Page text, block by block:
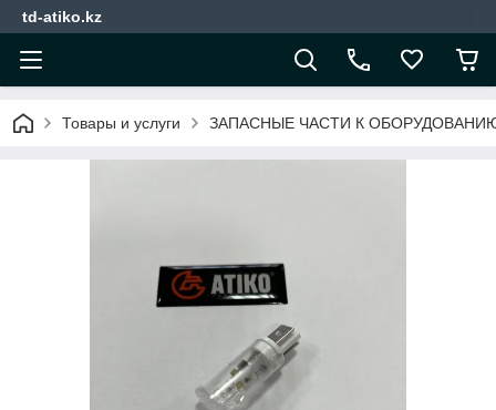
td-atiko.kz
Товары и услуги ЗАПАСНЫЕ ЧАСТИ К